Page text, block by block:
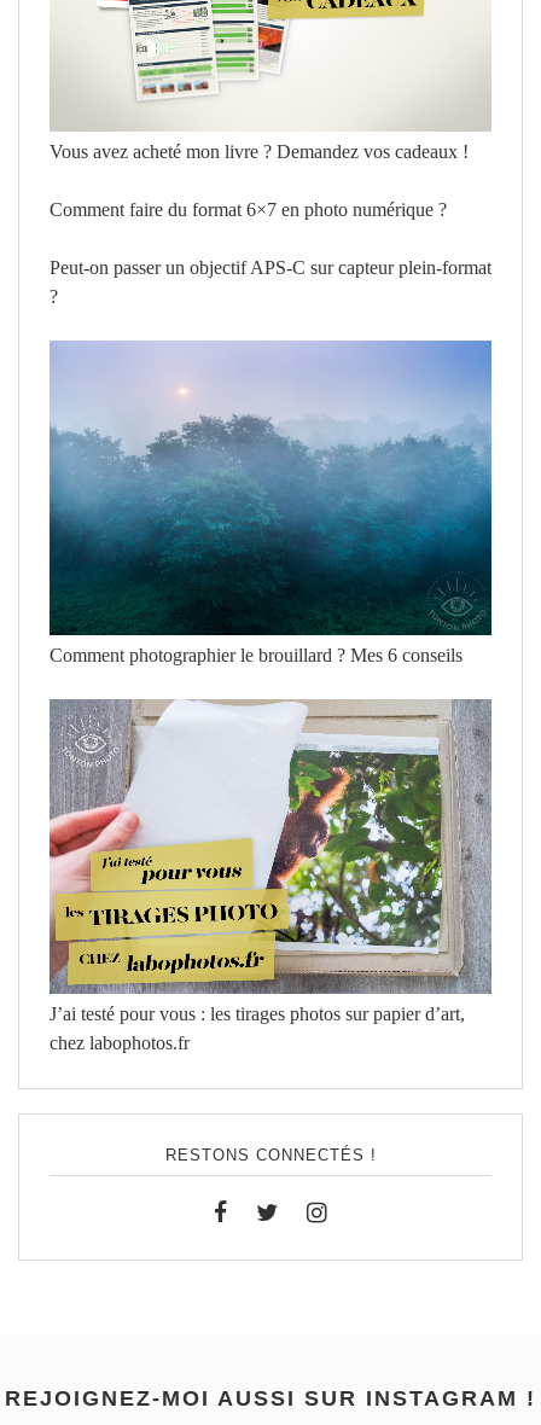
Vous avez acheté mon livre ? Demandez vos cadeaux !
Comment faire du format 6×7 en photo numérique ?
Peut-on passer un objectif APS-C sur capteur plein-format
?
Comment photographier le brouillard ? Mes 6 conseils
J’ai testé pour vous : les tirages photos sur papier d’art,
chez labophotos.fr
RESTONS CONNECTÉS !
REJOIGNEZ-MOI AUSSI SUR INSTAGRAM !